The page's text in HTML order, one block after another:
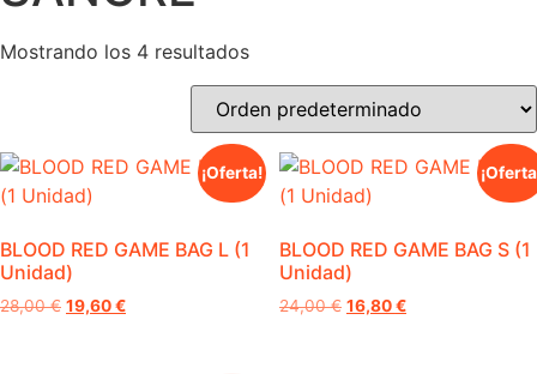
Mostrando los 4 resultados
¡Oferta!
BLOOD RED GAME BAG L (1
Unidad)
28,00€ El
19,60€El
BLOOD RED GAME BAG S (1
Unidad)
24,00€ El
16,80€El